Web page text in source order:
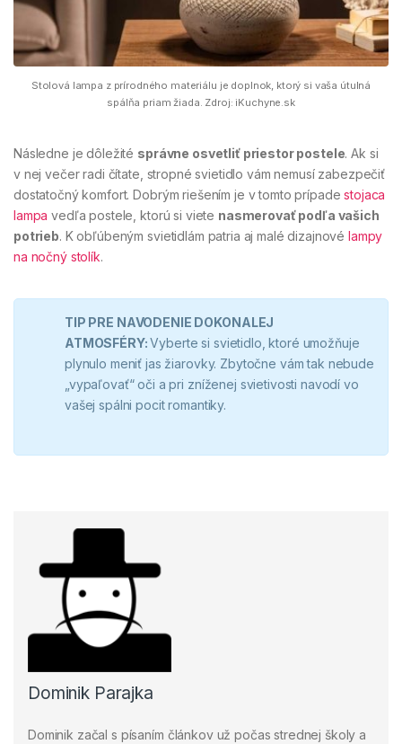
Stolová lampa z prírodného materiálu je doplnok, ktorý si vaša útulná
spálňa priam žiada. Zdroj: iKuchyne.sk
Následne je dôležité správne osvetliť priestor postele. Ak si
v nej večer radi čítate, stropné svietidlo vám nemusí zabezpečiť
dostatočný komfort. Dobrým riešením je v tomto prípadestojaca
lampa vedľa postele, ktorú si viete nasmerovať podľa vašich
potrieb. K obľúbeným svietidlám patria aj malé dizajnovélampy
na nočný stolík.
TIP PRE NAVODENIE DOKONALEJ
ATMOSFÉRY:Vyberte si svietidlo, ktoré umožňuje
plynulo meniť jas žiarovky. Zbytočne vám tak nebude
„vypaľovať“ oči a pri zníženej svietivosti navodí vo
vašej spálni pocit romantiky.
Dominik Parajka
Dominik začal s písaním článkov už počas strednej školy a